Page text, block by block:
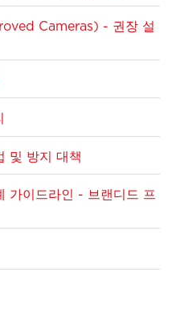
Cameras) - 권장 설
및 방지 대책
가이드라인 - 브랜디드 프